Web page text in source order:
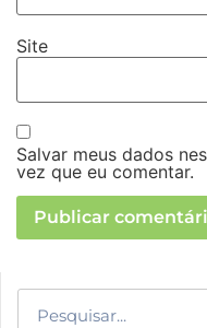
Site
Salvar meus dados
vez que eu comentar.